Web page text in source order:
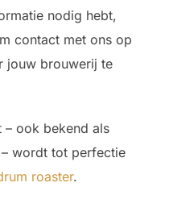
nodig hebt,
contact met ons op
jouw brouwerij te
– ook bekend als
wordt tot perfectie
roaster.